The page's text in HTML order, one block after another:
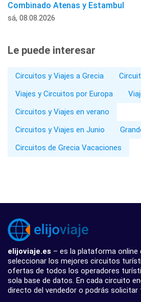
Combinado Atenas y Estambul
sá, 08.08.2026
Le puede interesar
Circuitos y Viajes a Grecia
Viajes y Circuitos por Europa
Circuitos y Viajes en verano
Circuitos y Viajes en Junio
Circuitos de Grecia Vacaciones
elijoviaje.es – es la plataforma online
seleccionar los mejores circuitos
ofertas de todos los operadores
sola base de datos. En cada circuito
directo del vendedor o podrás solicitar